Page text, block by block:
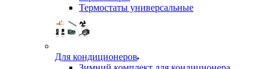
Термостаты универсальные
Для кондиционеров